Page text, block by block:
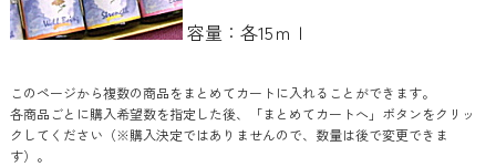
容量：各15ｍｌ
このページから複数の商品をまとめてカートに入れることができます。
各商品ごとに購入希望数を指定した後、「まとめてカートへ」ボタンをクリッ
クしてください（※購入決定ではありませんので、数量は後で変更できま
す）。